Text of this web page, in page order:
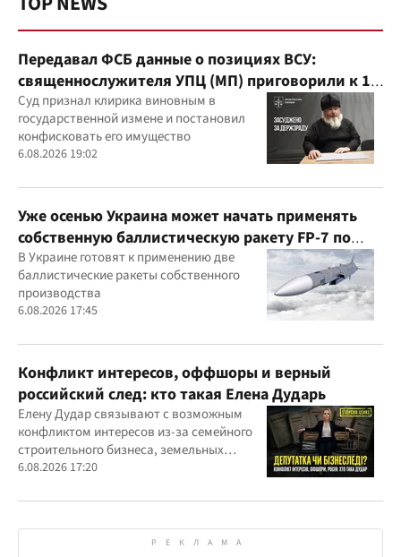
Передавал ФСБ данные о позициях ВСУ:
священнослужителя УПЦ (МП) приговорили к 15
годам
Суд признал клирика виновным в
государственной измене и постановил
конфисковать его имущество
6.08.2026 19:02
Уже осенью Украина может начать применять
собственную баллистическую ракету FP-7 по
вражеским целям
В Украине готовят к применению две
баллистические ракеты собственного
производства
6.08.2026 17:45
Конфликт интересов, оффшоры и верный
российский след: кто такая Елена Дударь
Елену Дудар связывают с возможным
конфликтом интересов из-за семейного
строительного бизнеса, земельных
скандалов, судебных дел
6.08.2026 17:20